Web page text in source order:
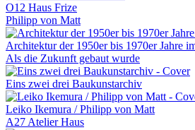
O12 Haus Frize
Philipp von Matt
Architektur der 1950er bis 1970er Jahre
Als die Zukunft gebaut wurde
Eins zwei drei Baukunstarchiv
Leiko Ikemura / Philipp von Matt
A27 Atelier Haus